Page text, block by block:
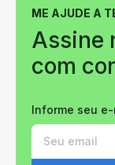
ME AJUDE A
Assine
com
Informe seu